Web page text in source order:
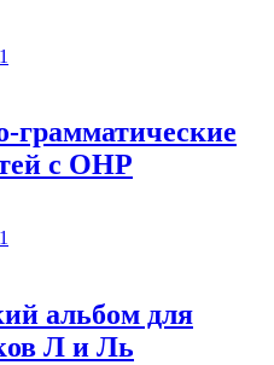
грамматические
с ОНР
альбом для
Л и Ль